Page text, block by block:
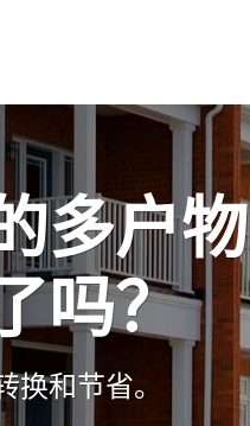
多户
吗？
和节省。